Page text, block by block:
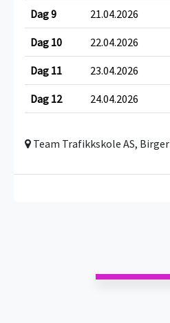
Dag 9 21.04.2026
Dag 10 22.04.2026
Dag 11 23.04.2026
Dag 12 24.04.2026
Team Trafikkskole AS,